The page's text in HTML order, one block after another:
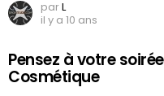
parL
il y a 10 ans
Pensez à votre
Cosmétique